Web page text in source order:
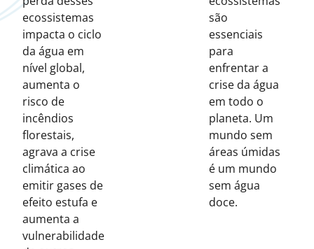
ecossistemas
impacta o ciclo
da água em
nível global,
aumenta o
risco de
incêndios
florestais,
agrava a crise
climática ao
emitir gases de
efeito estufa e
aumenta a
vulnerabilidade
são
essenciais
para
enfrentar a
crise da água
em todo o
planeta. Um
mundo sem
áreas úmidas
é um mundo
sem água
doce.